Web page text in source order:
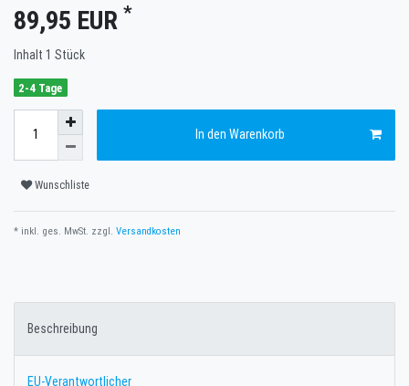
89,95 EUR *
Inhalt 1 Stück
2-4 Tage
In den Warenkorb
Wunschliste
* inkl. ges. MwSt. zzgl. Versandkosten
Beschreibung
EU-Verantwortlicher